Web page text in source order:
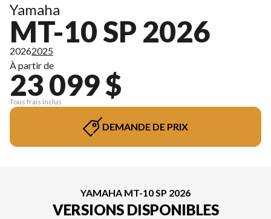
Yamaha
MT-10 SP 2026
20262025
À partir de
23 099 $
Tous frais inclus
DEMANDE DE PRIX
YAMAHA MT-10 SP 2026
VERSIONS DISPONIBLES